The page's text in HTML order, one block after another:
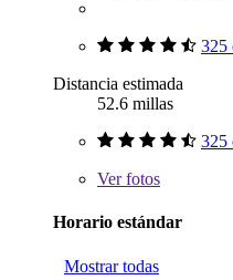
325
Distancia estimada
52.6 millas
325
Verfotos
Horario estándar
Mostrar todas